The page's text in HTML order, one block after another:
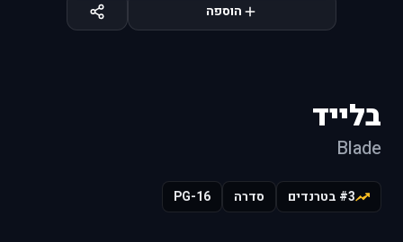
הוספה
בלייד
Blade
#3 בטרנדים סדרה PG-16